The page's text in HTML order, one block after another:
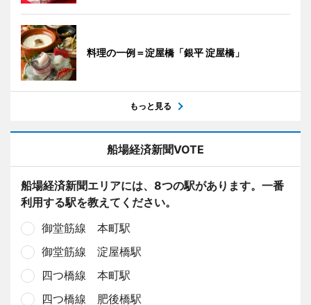
料理の一例＝淀屋橋「銀平 淀屋橋」
もっと見る
船場経済新聞VOTE
船場経済新聞エリアには、8つの駅があります。一番
利用する駅を教えてください。
御堂筋線 本町駅
御堂筋線 淀屋橋駅
四つ橋線 本町駅
四つ橋線 肥後橋駅